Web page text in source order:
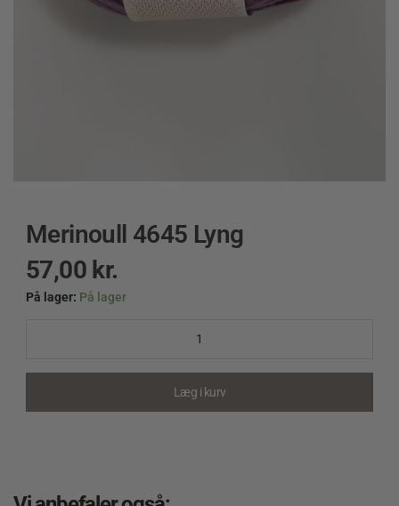
Merinoull 4645 Lyng
57,00 kr.
På lager: På lager
Merinoull
Læg i kurv